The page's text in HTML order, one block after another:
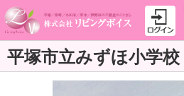
平塚市立みずほ小学校